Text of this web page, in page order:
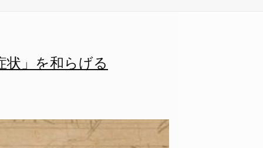
」を和らげる